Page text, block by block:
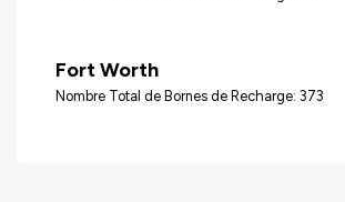
Fort Worth
Nombre Total de Bornes de Recharge: 373